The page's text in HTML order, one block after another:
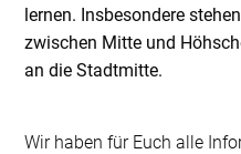
lernen. Insbesondere
zwischen Mitte und
an die Stadtmitte.
Wir haben für Euch alle